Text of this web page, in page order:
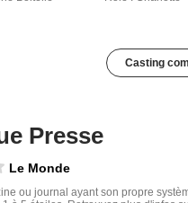
Casting
Presse
Le Monde
ou journal ayant son propre